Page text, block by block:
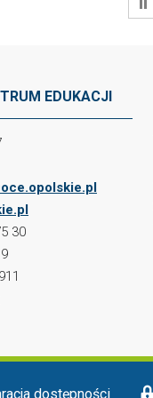
EDUKACJI
30
dostępności